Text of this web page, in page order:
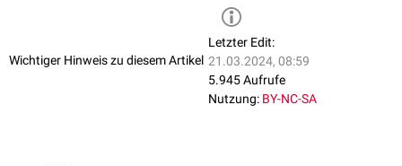
Wichtiger Hinweis zu diesem Artikel
Letzter Edit:
21.03.2024, 08:59
5.945 Aufrufe
Nutzung: BY-NC-SA